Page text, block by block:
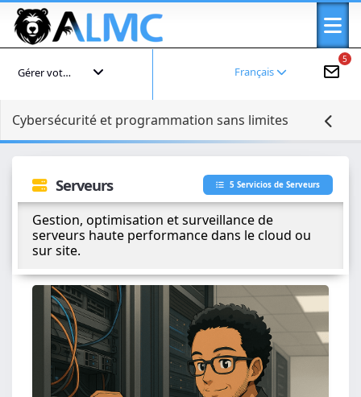
5
Français
Gérer votre compte
Cybersécurité et programmation sans limites
5 Servicios de Serveurs
Serveurs
Gestion, optimisation et surveillance de
serveurs haute performance dans le cloud ou
sur site.